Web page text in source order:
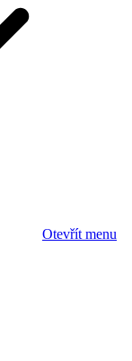
Otevřít menu